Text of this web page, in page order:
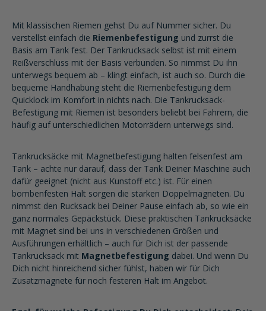
Mit klassischen Riemen gehst Du auf Nummer sicher. Du
verstellst einfach die Riemenbefestigung und zurrst die
Basis am Tank fest. Der Tankrucksack selbst ist mit einem
Reißverschluss mit der Basis verbunden. So nimmst Du ihn
unterwegs bequem ab – klingt einfach, ist auch so. Durch die
bequeme Handhabung steht die Riemenbefestigung dem
Quicklock im Komfort in nichts nach. Die Tankrucksack-
Befestigung mit Riemen ist besonders beliebt bei Fahrern, die
häufig auf unterschiedlichen Motorrädern unterwegs sind.
Tankrucksäcke mit Magnetbefestigung halten felsenfest am
Tank – achte nur darauf, dass der Tank Deiner Maschine auch
dafür geeignet (nicht aus Kunstoff etc.) ist. Für einen
bombenfesten Halt sorgen die starken Doppelmagneten. Du
nimmst den Rucksack bei Deiner Pause einfach ab, so wie ein
ganz normales Gepäckstück. Diese praktischen Tankrucksäcke
mit Magnet sind bei uns in verschiedenen Größen und
Ausführungen erhältlich – auch für Dich ist der passende
Tankrucksack mit Magnetbefestigung dabei. Und wenn Du
Dich nicht hinreichend sicher fühlst, haben wir für Dich
Zusatzmagnete für noch festeren Halt im Angebot.